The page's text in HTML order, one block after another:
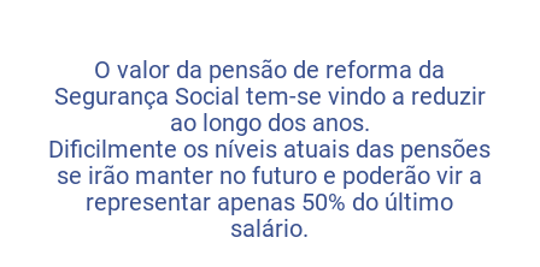
O valor da pensão de reforma da
Segurança Social tem-se vindo a reduzir
ao longo dos anos.
Dificilmente os níveis atuais das pensões
se irão manter no futuro e poderão vir a
representar apenas 50% do último
salário.